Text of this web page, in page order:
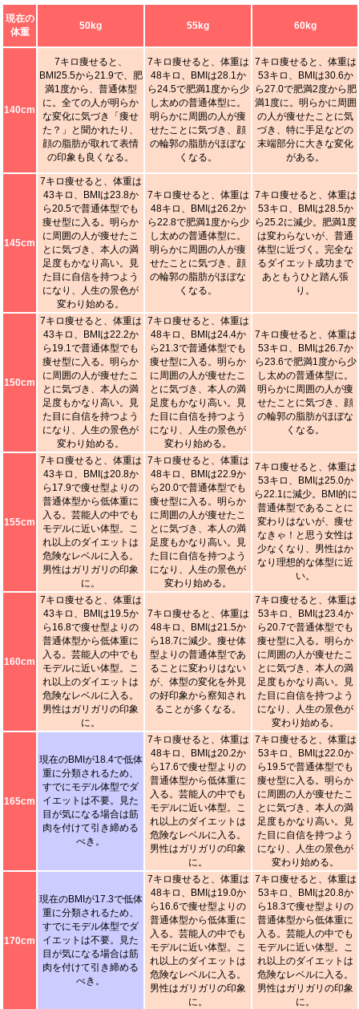
現在の
体重
50kg 55kg 60kg
140cm
7キロ痩せると、
BMI25.5から21.9で、肥
満1度から、普通体型
に。全ての人が明らか
な変化に気づき「痩せ
た？」と聞かれたり、
顔の脂肪が取れて表情
の印象も良くなる。
7キロ痩せると、体重は
48キロ、BMIは28.1か
ら24.5で肥満1度から少
し太めの普通体型に。
明らかに周囲の人が痩
せたことに気づき、顔
の輪郭の脂肪がほぼな
くなる。
7キロ痩せると、体重は
53キロ、BMIは30.6か
ら27.0で肥満2度から肥
満1度に。明らかに周囲
の人が痩せたことに気
づき、特に手足などの
末端部分に大きな変化
がある。
145cm
7キロ痩せると、体重は
43キロ、BMIは23.8か
ら20.5で普通体型でも
痩せ型に入る。明らか
に周囲の人が痩せたこ
とに気づき、本人の満
足度もかなり高い。見
た目に自信を持つよう
になり、人生の景色が
変わり始める。
7キロ痩せると、体重は
48キロ、BMIは26.2か
ら22.8で肥満1度から少
し太めの普通体型に。
明らかに周囲の人が痩
せたことに気づき、顔
の輪郭の脂肪がほぼな
くなる。
7キロ痩せると、体重は
53キロ、BMIは28.5か
ら25.2に減少。肥満1度
は変わらないが、普通
体型に近づく。完全な
るダイエット成功まで
あともうひと踏ん張
り。
150cm
7キロ痩せると、体重は
43キロ、BMIは22.2か
ら19.1で普通体型でも
痩せ型に入る。明らか
に周囲の人が痩せたこ
とに気づき、本人の満
足度もかなり高い。見
た目に自信を持つよう
になり、人生の景色が
変わり始める。
7キロ痩せると、体重は
48キロ、BMIは24.4か
ら21.3で普通体型でも
痩せ型に入る。明らか
に周囲の人が痩せたこ
とに気づき、本人の満
足度もかなり高い。見
た目に自信を持つよう
になり、人生の景色が
変わり始める。
7キロ痩せると、体重は
53キロ、BMIは26.7か
ら23.6で肥満1度から少
し太めの普通体型に。
明らかに周囲の人が痩
せたことに気づき、顔
の輪郭の脂肪がほぼな
くなる。
155cm
7キロ痩せると、体重は
43キロ、BMIは20.8か
ら17.9で痩せ型よりの
普通体型から低体重に
入る。芸能人の中でも
モデルに近い体型。こ
れ以上のダイエットは
危険なレベルに入る。
男性はガリガリの印象
に。
7キロ痩せると、体重は
48キロ、BMIは22.9か
ら20.0で普通体型でも
痩せ型に入る。明らか
に周囲の人が痩せたこ
とに気づき、本人の満
足度もかなり高い。見
た目に自信を持つよう
になり、人生の景色が
変わり始める。
7キロ痩せると、体重は
53キロ、BMIは25.0か
ら22.1に減少。BMI的に
普通体型であることに
変わりはないが、痩せ
なきゃ！と思う女性は
少なくなり、男性はか
なり理想的な体型に近
い。
160cm
7キロ痩せると、体重は
43キロ、BMIは19.5か
ら16.8で痩せ型よりの
普通体型から低体重に
入る。芸能人の中でも
モデルに近い体型。こ
れ以上のダイエットは
危険なレベルに入る。
男性はガリガリの印象
に。
7キロ痩せると、体重は
48キロ、BMIは21.5か
ら18.7に減少。痩せ体
型よりの普通体型であ
ることに変わりはない
が、体型の変化を外見
の好印象から察知され
ることが多くなる。
7キロ痩せると、体重は
53キロ、BMIは23.4か
ら20.7で普通体型でも
痩せ型に入る。明らか
に周囲の人が痩せたこ
とに気づき、本人の満
足度もかなり高い。見
た目に自信を持つよう
になり、人生の景色が
変わり始める。
165cm
現在のBMIが18.4で低体
重に分類されるため、
すでにモデル体型でダ
イエットは不要。見た
目が気になる場合は筋
肉を付けて引き締める
べき。
7キロ痩せると、体重は
48キロ、BMIは20.2か
ら17.6で痩せ型よりの
普通体型から低体重に
入る。芸能人の中でも
モデルに近い体型。こ
れ以上のダイエットは
危険なレベルに入る。
男性はガリガリの印象
に。
7キロ痩せると、体重は
53キロ、BMIは22.0か
ら19.5で普通体型でも
痩せ型に入る。明らか
に周囲の人が痩せたこ
とに気づき、本人の満
足度もかなり高い。見
た目に自信を持つよう
になり、人生の景色が
変わり始める。
170cm
現在のBMIが17.3で低体
重に分類されるため、
すでにモデル体型でダ
イエットは不要。見た
目が気になる場合は筋
肉を付けて引き締める
べき。
7キロ痩せると、体重は
48キロ、BMIは19.0か
ら16.6で痩せ型よりの
普通体型から低体重に
入る。芸能人の中でも
モデルに近い体型。こ
れ以上のダイエットは
危険なレベルに入る。
男性はガリガリの印象
に。
7キロ痩せると、体重は
53キロ、BMIは20.8か
ら18.3で痩せ型よりの
普通体型から低体重に
入る。芸能人の中でも
モデルに近い体型。こ
れ以上のダイエットは
危険なレベルに入る。
男性はガリガリの印象
に。